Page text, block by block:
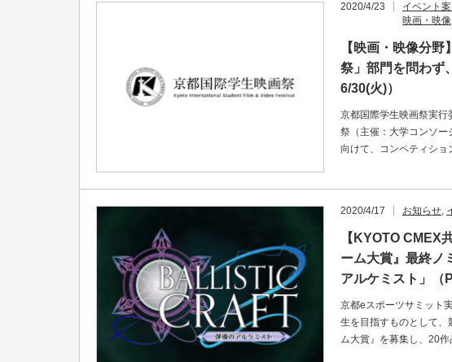
2020/4/23 イベント
映画・映像
【映画・映像分
祭」部門を問わず
6/30(火)）
京都国際学生映画祭実
祭（主催：大学コンソー
向けて、コンペティシ
2020/4/17 お知らせ,
【KYOTO CMEX
ーム大賞』最終
アルケミスト」（
京都eスポーツサミット
生を目指すものとして、
ム大賞』を募集し、20